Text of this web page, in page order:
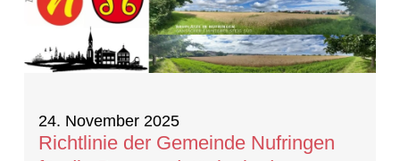
24. November 2025
Richtlinie der Gemeinde Nufringen